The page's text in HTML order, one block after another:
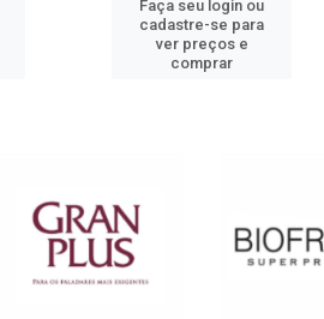
Faça seu login ou
cadastre-se para
ver preços e
comprar